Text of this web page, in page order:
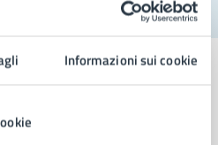
Informazioni sui cookie